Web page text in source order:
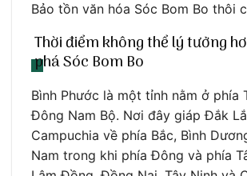
Bảo tồn văn hóa Sóc Bom Bo thôi
Thời điểm không thể lý tưởng
phá Sóc Bom Bo
Bình Phước là một tỉnh nằm ở phía
Đông Nam Bộ. Nơi đây giáp Đắk
Campuchia về phía Bắc, Bình
Nam trong khi phía Đông và phía